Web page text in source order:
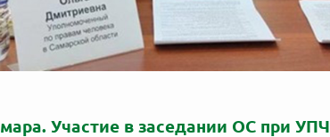
Участие в заседании ОС при УПЧ